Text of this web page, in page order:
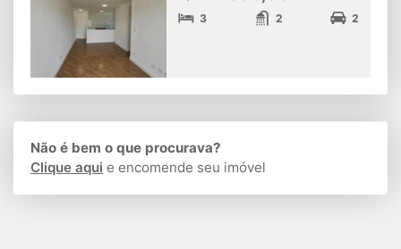
3 2 2
Não é bem o que procurava?
Clique aqui e encomende seu imóvel